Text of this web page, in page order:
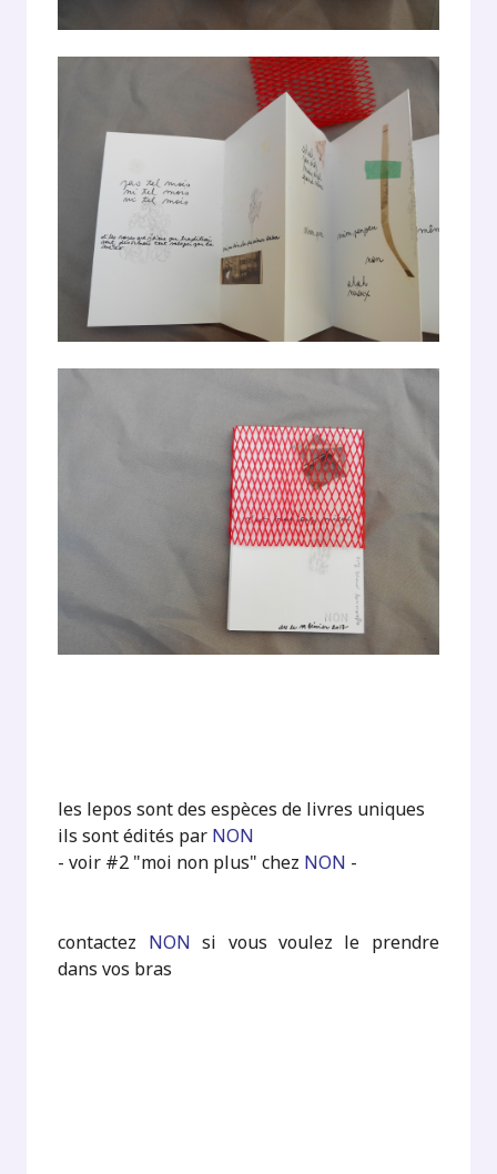
les lepos sont des espèces de livres uniques
ils sont édités par NON
- voir #2 "moi non plus" chez NON -
contactez NON si vous voulez le prendre
dans vos bras